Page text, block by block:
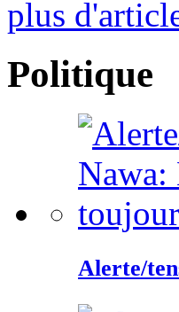
plus
Politique
Alerte/